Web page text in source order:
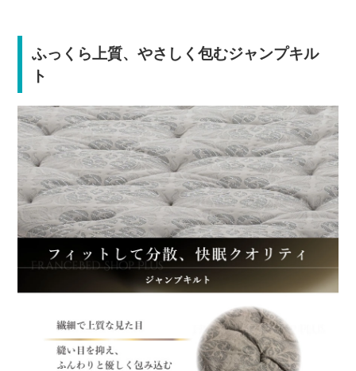
ふっくら上質、やさしく包むジャンプキル
ト